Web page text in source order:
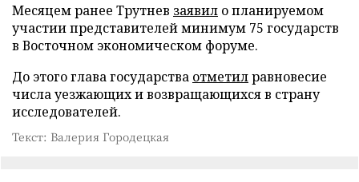
Месяцем ранее Трутнев заявил о планируемом
участии представителей минимум 75 государств
в Восточном экономическом форуме.
До этого глава государства отметилравновесие
числа уезжающих и возвращающихся в страну
исследователей.
Текст: Валерия Городецкая